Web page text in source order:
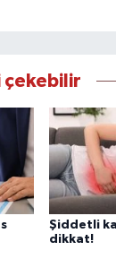
çekebilir
Şiddetli
dikkat!